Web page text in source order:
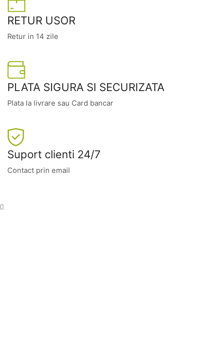
RETUR USOR
Retur in 14 zile
PLATA SIGURA SI SECURIZATA
Plata la livrare sau Card bancar
Suport clienti 24/7
Contact prin email